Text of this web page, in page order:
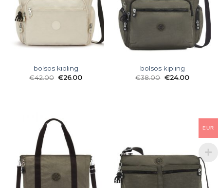
bolsos kipling
€42.00 €26.00
bolsos kipling
€38.00 €24.00
EUR